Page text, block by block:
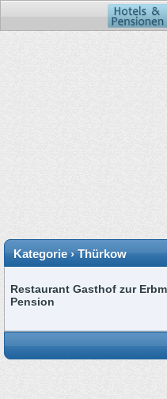
Kategorie › Thürkow
Restaurant Gasthof zur
Pension